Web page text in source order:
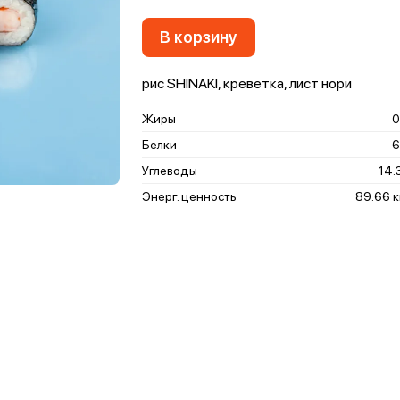
В корзину
рис SHINAKI, креветка, лист нори
Жиры
Белки
Углеводы
Энерг. ценность
89.66